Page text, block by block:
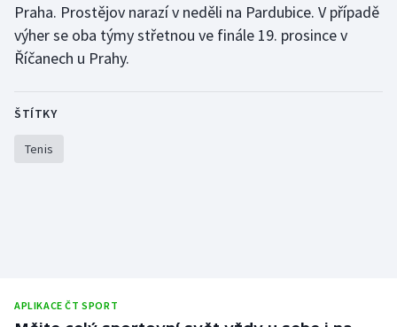
Rychlostní kanoistika
Sportovní střelba
Praha. Prostějov narazí v neděli na Pardubice. V případě
výher se oba týmy střetnou ve finále 19. prosince v
Říčanech u Prahy.
ŠTÍTKY
Tenis
APLIKACE ČT SPORT